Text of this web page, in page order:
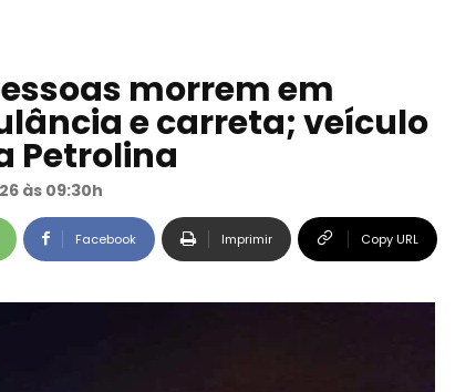
morrem em
e carreta; veículo
Petrolina
às 09:30h
Facebook Imprimir Copy URL